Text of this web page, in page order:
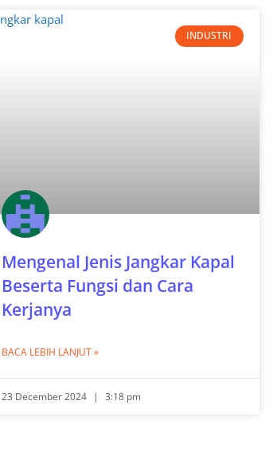
INDUSTRI
Mengenal Jenis Jangkar Kapal
Beserta Fungsi dan Cara
Kerjanya
BACA LEBIH LANJUT »
23 December 2024 3:18 pm